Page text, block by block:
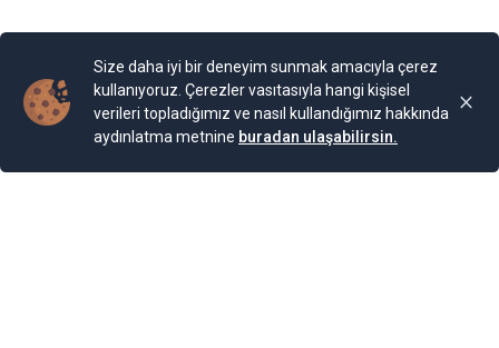
Yenigun
Size daha iyi bir deneyim sunmak amacıyla çerez
kullanıyoruz. Çerezler vasıtasıyla hangi kişisel
verileri topladığımız ve nasıl kullandığımız hakkında
aydınlatma metnine buradan ulaşabilirsin.